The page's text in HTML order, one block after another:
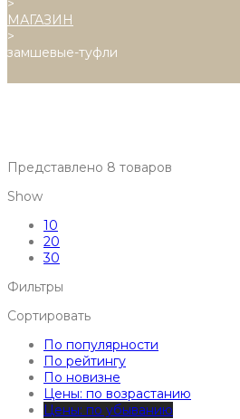
>
МАГАЗИН
>
замшевые-туфли
Представлено 8 товаров
Show
10
20
30
Фильтры
Сортировать
По популярности
По рейтингу
По новизне
Цены: по возрастанию
Цены: по убыванию